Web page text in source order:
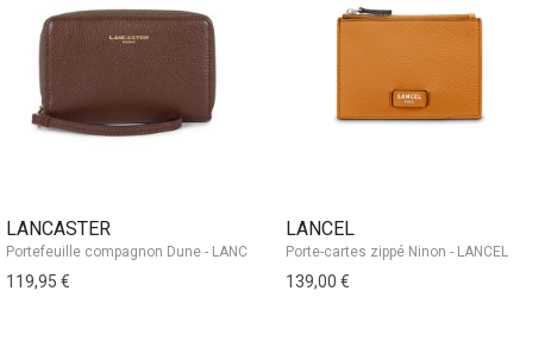
LANCASTER
119,95 €
LANCEL
Porte-cartes zippé Ninon - LANCEL
139,00 €